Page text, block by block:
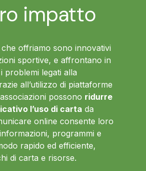
impatto
che offriamo sono innovativi
sportive, e affrontano in
problemi legati alla
all’utilizzo di piattaforme
possono ridurre
l’uso di carta da
online consente loro
programmi e
rapido ed efficiente,
di carta e risorse.